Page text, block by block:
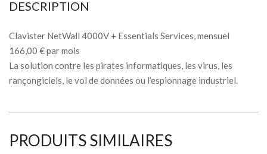
DESCRIPTION
Clavister NetWall 4000V + Essentials Services, mensuel
166,00 € par mois
La solution contre les pirates informatiques, les virus, les
rançongiciels, le vol de données ou l’espionnage industriel.
PRODUITS SIMILAIRES